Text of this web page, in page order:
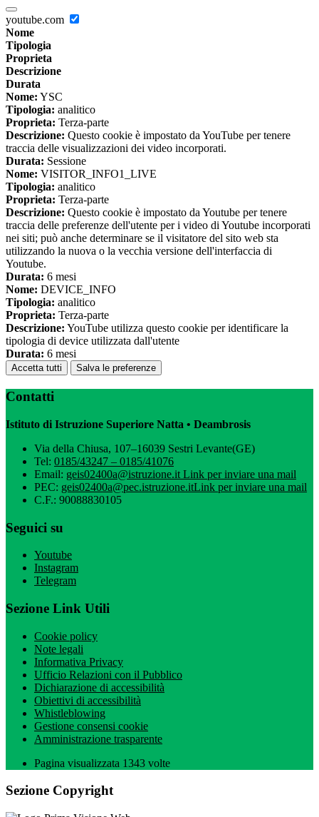
youtube.com
Nome
Tipologia
Proprieta
Descrizione
Durata
Nome: YSC
Tipologia: analitico
Proprieta: Terza-parte
Descrizione: Questo cookie è impostato da YouTube per tenere
traccia delle visualizzazioni dei video incorporati.
Durata: Sessione
Nome: VISITOR_INFO1_LIVE
Tipologia: analitico
Proprieta: Terza-parte
Descrizione: Questo cookie è impostato da Youtube per tenere
traccia delle preferenze dell'utente per i video di Youtube incorporati
nei siti; può anche determinare se il visitatore del sito web sta
utilizzando la nuova o la vecchia versione dell'interfaccia di
Youtube.
Durata: 6 mesi
Nome: DEVICE_INFO
Tipologia: analitico
Proprieta: Terza-parte
Descrizione: YouTube utilizza questo cookie per identificare la
tipologia di device utilizzata dall'utente
Durata: 6 mesi
Accetta tutti Salva le preferenze
Contatti
Istituto di Istruzione Superiore Natta • Deambrosis
Via della Chiusa, 107–16039 Sestri Levante(GE)
Tel: 0185/43247 – 0185/41076
Email: geis02400a@istruzione.it Link per inviare una mail
PEC: geis02400a@pec.istruzione.itLink per inviare una mail
C.F.: 90088830105
Seguici su
Youtube
Instagram
Telegram
Sezione Link Utili
Cookie policy
Note legali
Informativa Privacy
Ufficio Relazioni con il Pubblico
Dichiarazione di accessibilità
Obiettivi di accessibilità
Whistleblowing
Gestione consensi cookie
Amministrazione trasparente
Pagina visualizzata 1343 volte
Sezione Copyright